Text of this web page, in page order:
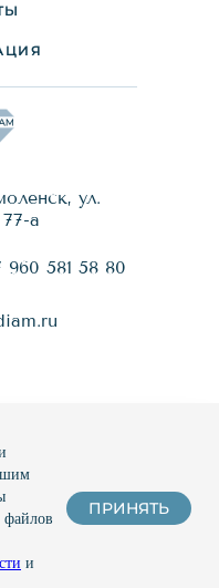
ул.
a
960 581 58 80
– WebCanape
файлов
и
ПРИНЯТЬ